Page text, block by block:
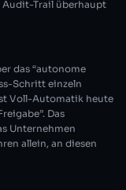
Audit-Trail überhaupt
das “autonome
Schritt einzeln
Voll-Automatik heute
Das
Unternehmen
allein, an diesen